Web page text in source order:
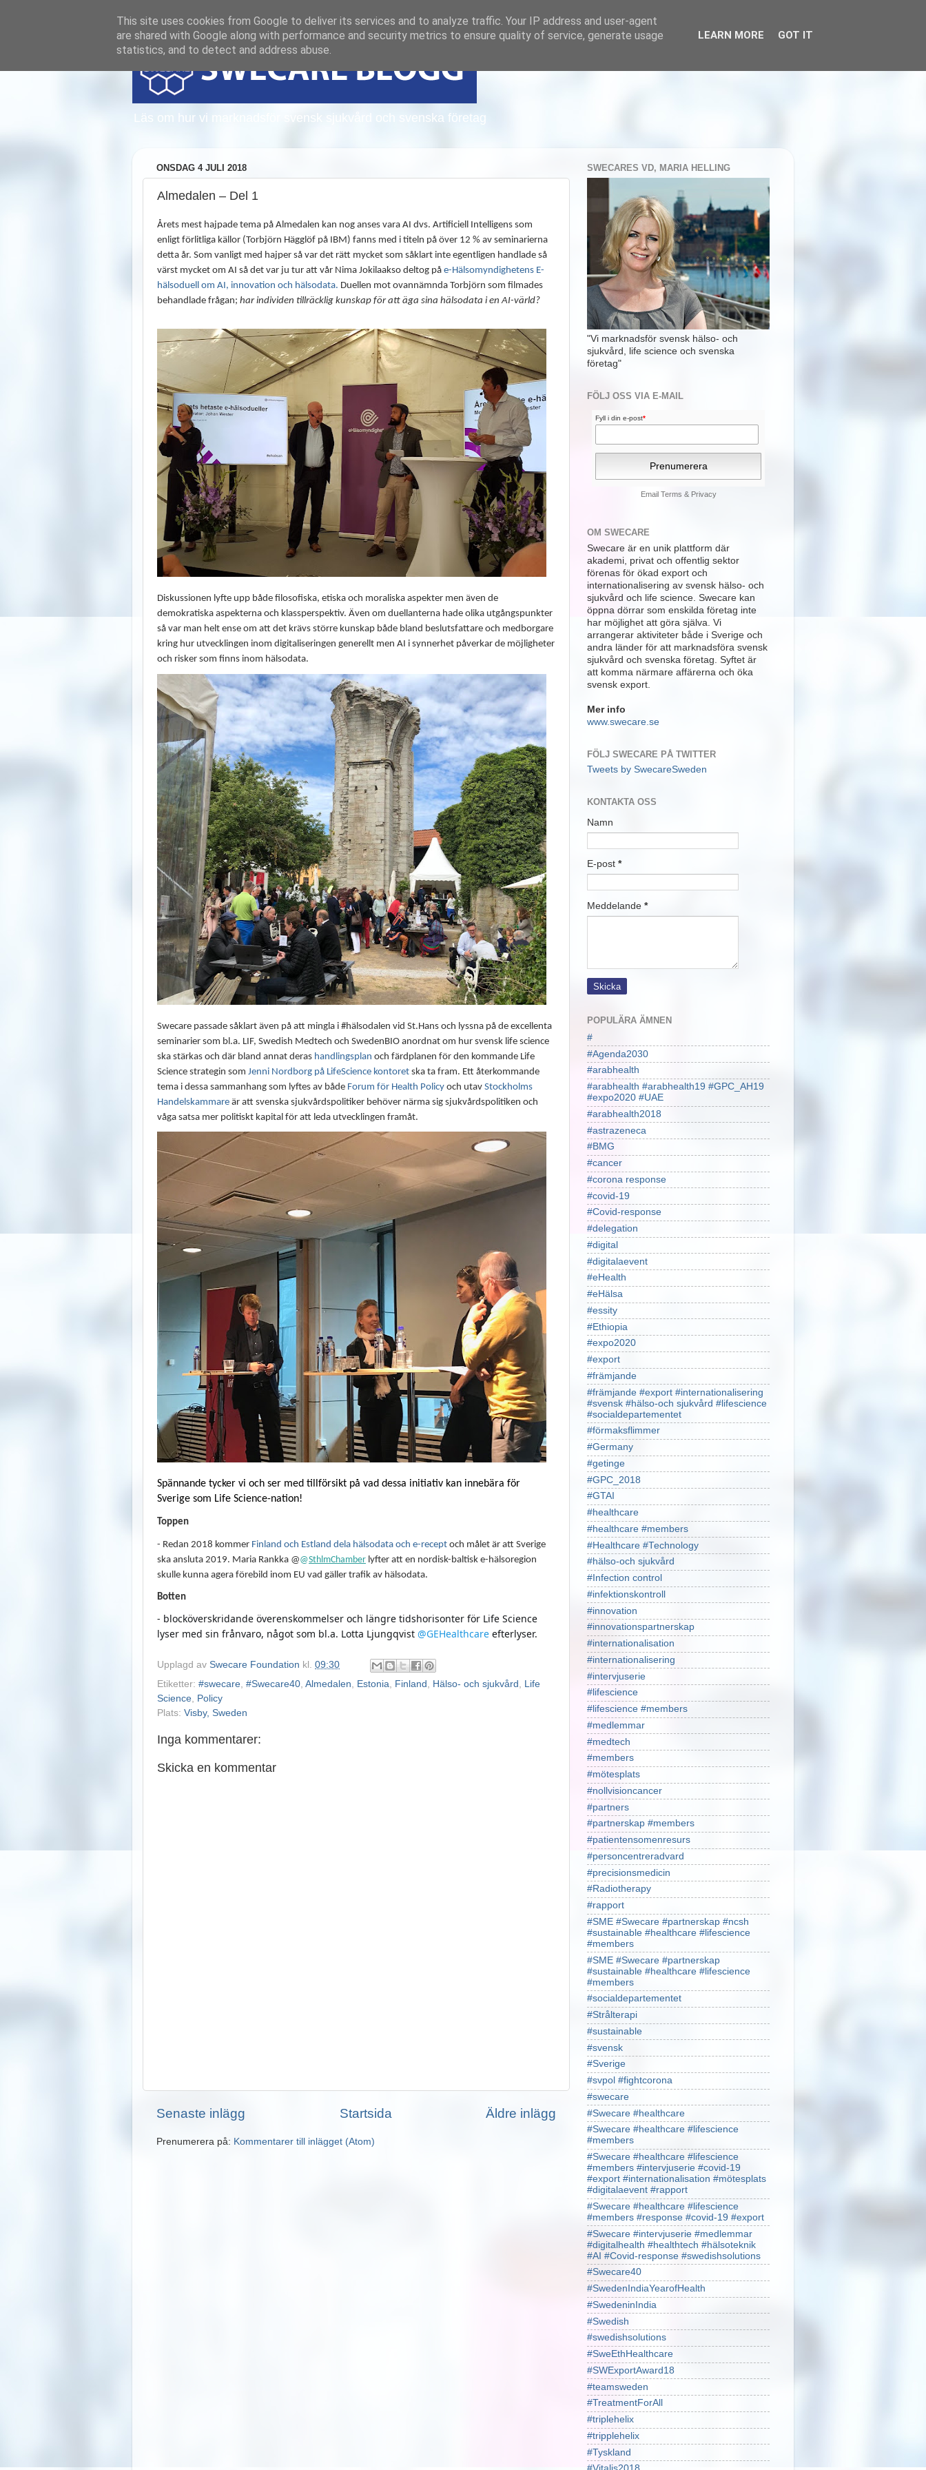
Läs om hur vi marknadsför svensk sjukvård och svenska företag
ONSDAG 4 JULI 2018
Almedalen – Del 1
Årets mest hajpade tema på Almedalen kan nog anses vara AI dvs. Artificiell Intelligens som
enligt förlitliga källor (Torbjörn Hägglöf på IBM) fanns med i titeln på över 12 % av seminarierna
detta år. Som vanligt med hajper så var det rätt mycket som såklart inte egentligen handlade så
värst mycket om AI så det var ju tur att vår Nima Jokilaakso deltog på e-Hälsomyndighetens E-
hälsoduell om AI, innovation och hälsodata. Duellen mot ovannämnda Torbjörn som filmades
behandlade frågan; har individen tillräcklig kunskap för att äga sina hälsodata i en AI-värld?
Diskussionen lyfte upp både filosofiska, etiska och moraliska aspekter men även de
demokratiska aspekterna och klassperspektiv. Även om duellanterna hade olika utgångspunkter
så var man helt ense om att det krävs större kunskap både bland beslutsfattare och medborgare
kring hur utvecklingen inom digitaliseringen generellt men AI i synnerhet påverkar de möjligheter
och risker som finns inom hälsodata.
Swecare passade såklart även på att mingla i #hälsodalen vid St.Hans och lyssna på de excellenta
seminarier som bl.a. LIF, Swedish Medtech och SwedenBIO anordnat om hur svensk life science
ska stärkas och där bland annat deras handlingsplan och färdplanen för den kommande Life
Science strategin som Jenni Nordborg på LifeScience kontoret ska ta fram. Ett återkommande
tema i dessa sammanhang som lyftes av både Forum för Health Policy och utav Stockholms
Handelskammare är att svenska sjukvårdspolitiker behöver närma sig sjukvårdspolitiken och
våga satsa mer politiskt kapital för att leda utvecklingen framåt.
Spännande tycker vi och ser med tillförsikt på vad dessa initiativ kan innebära för
Sverige som Life Science-nation!
Toppen
- Redan 2018 kommer Finland och Estland dela hälsodata och e-recept och målet är att Sverige
ska ansluta 2019. Maria Rankka @@SthlmChamber lyfter att en nordisk-baltisk e-hälsoregion
skulle kunna agera förebild inom EU vad gäller trafik av hälsodata.
Botten
- blocköverskridande överenskommelser och längre tidshorisonter för Life Science
lyser med sin frånvaro, något som bl.a. Lotta Ljungqvist @GEHealthcare efterlyser.
Upplagd av Swecare Foundation kl. 09:30
Etiketter: #swecare, #Swecare40, Almedalen, Estonia, Finland , Hälso- och sjukvård , Life
Science, Policy
Plats: Visby, Sweden
Inga kommentarer:
Skicka en kommentar
Senaste inlägg Äldre inlägg
Startsida
Prenumerera på: Kommentarer till inlägget (Atom)
SWECARES VD, MARIA HELLING
"Vi marknadsför svensk hälso- och
sjukvård, life science och svenska
företag"
FÖLJ OSS VIA E-MAIL
Fyll i din e-post*
Email Terms & Privacy
OM SWECARE
Swecare är en unik plattform där
akademi, privat och offentlig sektor
förenas för ökad export och
internationalisering av svensk hälso- och
sjukvård och life science. Swecare kan
öppna dörrar som enskilda företag inte
har möjlighet att göra själva. Vi
arrangerar aktiviteter både i Sverige och
andra länder för att marknadsföra svensk
sjukvård och svenska företag. Syftet är
att komma närmare affärerna och öka
svensk export.
Mer info
www.swecare.se
FÖLJ SWECARE PÅ TWITTER
Tweets by SwecareSweden
KONTAKTA OSS
Namn
E-post *
Meddelande *
POPULÄRA ÄMNEN
#
#Agenda2030
#arabhealth
#arabhealth #arabhealth19 #GPC_AH19
#expo2020 #UAE
#arabhealth2018
#astrazeneca
#BMG
#cancer
#corona response
#covid-19
#Covid-response
#delegation
#digital
#digitalaevent
#eHealth
#eHälsa
#essity
#Ethiopia
#expo2020
#export
#främjande
#främjande #export #internationalisering
#svensk #hälso-och sjukvård #lifescience
#socialdepartementet
#förmaksflimmer
#Germany
#getinge
#GPC_2018
#GTAI
#healthcare
#healthcare #members
#Healthcare #Technology
#hälso-och sjukvård
#Infection control
#infektionskontroll
#innovation
#innovationspartnerskap
#internationalisation
#internationalisering
#intervjuserie
#lifescience
#lifescience #members
#medlemmar
#medtech
#members
#mötesplats
#nollvisioncancer
#partners
#partnerskap #members
#patientensomenresurs
#personcentreradvard
#precisionsmedicin
#Radiotherapy
#rapport
#SME #Swecare #partnerskap #ncsh
#sustainable #healthcare #lifescience
#members
#SME #Swecare #partnerskap
#sustainable #healthcare #lifescience
#members
#socialdepartementet
#Strålterapi
#sustainable
#svensk
#Sverige
#svpol #fightcorona
#swecare
#Swecare #healthcare
#Swecare #healthcare #lifescience
#members
#Swecare #healthcare #lifescience
#members #intervjuserie #covid-19
#export #internationalisation #mötesplats
#digitalaevent #rapport
#Swecare #healthcare #lifescience
#members #response #covid-19 #export
#Swecare #intervjuserie #medlemmar
#digitalhealth #healthtech #hälsoteknik
#AI #Covid-response #swedishsolutions
#Swecare40
#SwedenIndiaYearofHealth
#SwedeninIndia
#Swedish
#swedishsolutions
#SweEthHealthcare
#SWExportAward18
#teamsweden
#TreatmentForAll
#triplehelix
#tripplehelix
#Tyskland
This site uses cookies from Google to deliver its services and to analyze traffic. Your IP address and user-agent
are shared with Google along with performance and security metrics to ensure quality of service, generate usage
statistics, and to detect and address abuse.
LEARN MORE GOT IT